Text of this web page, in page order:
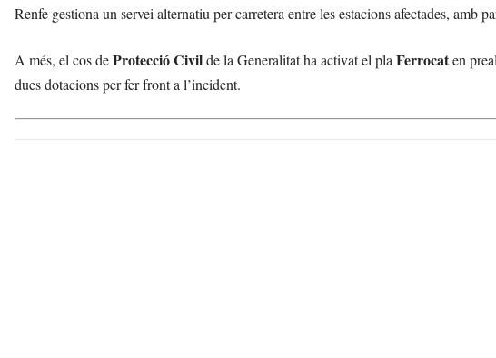
Renfe gestiona un servei alternatiu per carretera entre les estacions afectades, amb
A més, el cos deProtecció Civilde la Generalitat ha activat el plaFerrocaten
dues dotacions per fer front a l’incident.